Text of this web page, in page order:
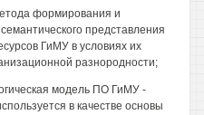
формирования и
представления
ГиМУ в условиях их
разнородности;
модель ПО ГиМУ -
в качестве основы